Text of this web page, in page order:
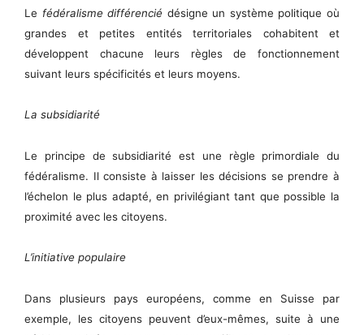
Le fédéralisme différencié désigne un système politique où
grandes et petites entités territoriales cohabitent et
développent chacune leurs règles de fonctionnement
suivant leurs spécificités et leurs moyens.
La subsidiarité
Le principe de subsidiarité est une règle primordiale du
fédéralisme. Il consiste à laisser les décisions se prendre à
l’échelon le plus adapté, en privilégiant tant que possible la
proximité avec les citoyens.
L’initiative populaire
Dans plusieurs pays européens, comme en Suisse par
exemple, les citoyens peuvent d’eux-mêmes, suite à une